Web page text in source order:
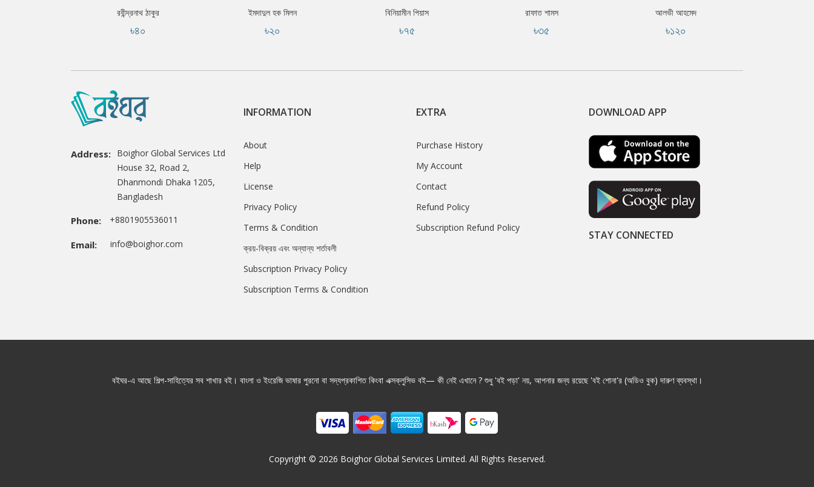
রবীন্দ্রনাথ ঠাকুর
৳৪০
ইমদাদুল হক মিলন
৳২০
বিনিয়ামীন পিয়াস
৳৭৫
রাফাত শামস
৳৩৫
আলভী আহমেদ
৳১২০
Address: Boighor Global Services Ltd
House 32, Road 2,
Dhanmondi Dhaka 1205,
Bangladesh
Phone: +8801905536011
Email: info@boighor.com
INFORMATION
About
Help
License
Privacy Policy
Terms & Condition
ক্রয়-বিক্রয় এবং অন্যান্য শর্তাবলী
Subscription Privacy Policy
Subscription Terms & Condition
EXTRA
Purchase History
My Account
Contact
Refund Policy
Subscription Refund Policy
DOWNLOAD APP
STAY CONNECTED
বইঘর-এ আছে শিল্প-সাহিত্যের সব শাখার বই। বাংলা ও ইংরেজি ভাষার পুরনো বা সদ্যপ্রকাশিত কিংবা এক্সক্লুসিভ বই— কী নেই এখানে ? শুধু 'বই পড়া' নয়, আপনার জন্য রয়েছে 'বই শোনা'র (অডিও বুক) দারুণ ব্যবস্থা।
Copyright © 2026 Boighor Global Services Limited. All Rights Reserved.